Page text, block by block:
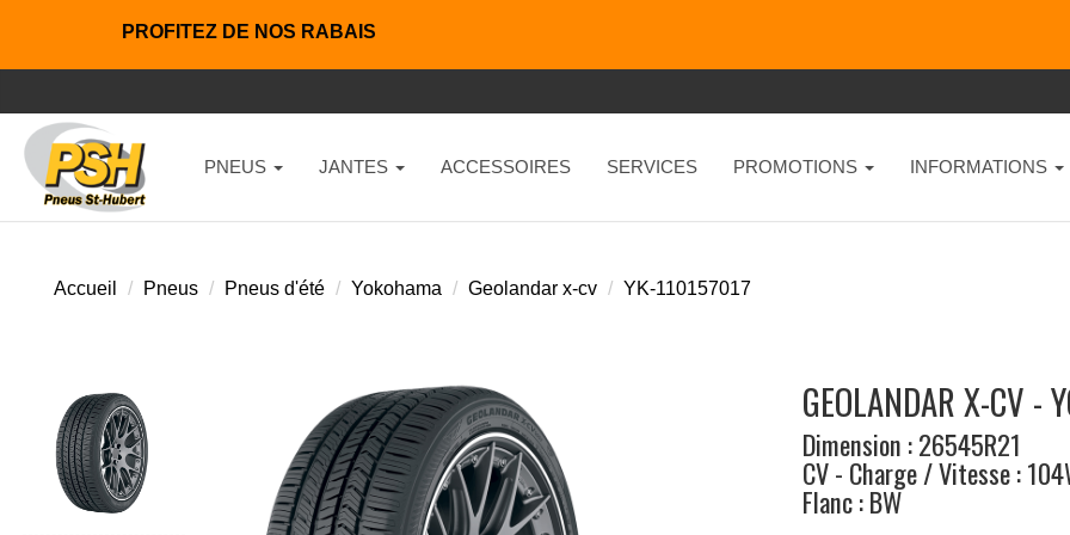
PROFITEZ DE NOS RABAIS
PNEUS JANTES ACCESSOIRES SERVICES PROMOTIONS INFORMATIONS
Accueil Pneus Pneus d'été Yokohama Geolandar x-cv YK-110157017
GEOLANDAR X-CV -
Dimension : 26545R21
CV - Charge / Vitesse :
Flanc : BW